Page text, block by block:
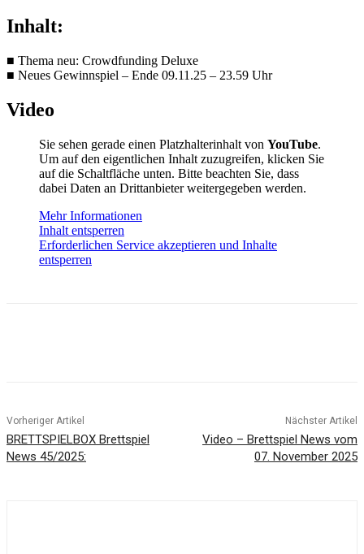
Inhalt:
■ Thema neu: Crowdfunding Deluxe
■ Neues Gewinnspiel – Ende 09.11.25 – 23.59 Uhr
Video
Sie sehen gerade einen Platzhalterinhalt von YouTube.
Um auf den eigentlichen Inhalt zuzugreifen, klicken Sie
auf die Schaltfläche unten. Bitte beachten Sie, dass
dabei Daten an Drittanbieter weitergegeben werden.
Mehr Informationen
Inhalt entsperren
Erforderlichen Service akzeptieren und Inhalte
entsperren
Vorheriger Artikel
BRETTSPIELBOX Brettspiel
News 45/2025:
Nächster Artikel
Video – Brettspiel News vom
07. November 2025